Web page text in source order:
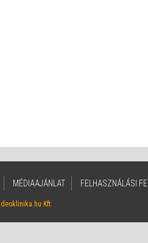
MÉDIAAJÁNLAT FELHASZNÁLÁSI
Kft.